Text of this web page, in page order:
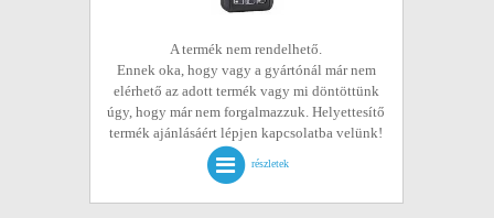
A termék nem rendelhető.
Ennek oka, hogy vagy a gyártónál már nem
elérhető az adott termék vagy mi döntöttünk
úgy, hogy már nem forgalmazzuk. Helyettesítő
termék ajánlásáért lépjen kapcsolatba velünk!
részletek